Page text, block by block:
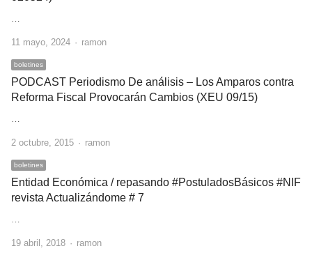
11 mayo, 2024 Author
ramon
boletines
PODCAST Periodismo De análisis – Los Amparos contra
Reforma Fiscal Provocarán Cambios (XEU 09/15)
2 octubre, 2015 Author
ramon
boletines
Entidad Económica / repasando #PostuladosBásicos #NIF
revista Actualizándome # 7
19 abril, 2018 Author
ramon